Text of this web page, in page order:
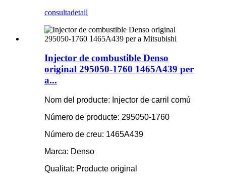
consultadetall
Injector de combustible Denso
original 295050-1760 1465A439 per
a...
Nom del producte: Injector de carril comú
Número de producte: 295050-1760
Número de creu: 1465A439
Marca: Denso
Qualitat: Producte original